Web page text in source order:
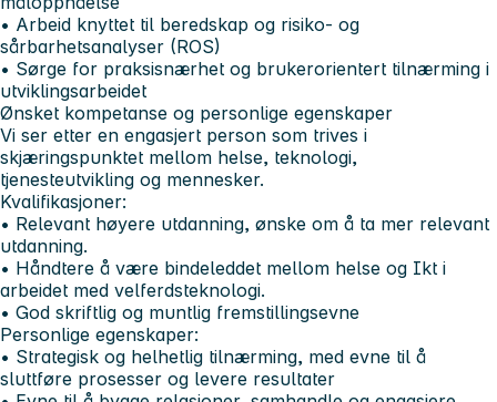
• Arbeid knyttet til beredskap og risiko- og
sårbarhetsanalyser (ROS)
• Sørge for praksisnærhet og brukerorientert tilnærming i
utviklingsarbeidet
Ønsket kompetanse og personlige egenskaper
Vi ser etter en engasjert person som trives i
skjæringspunktet mellom helse, teknologi,
tjenesteutvikling og mennesker.
Kvalifikasjoner:
• Relevant høyere utdanning, ønske om å ta mer relevant
utdanning.
• Håndtere å være bindeleddet mellom helse og Ikt i
arbeidet med velferdsteknologi.
• God skriftlig og muntlig fremstillingsevne
Personlige egenskaper:
• Strategisk og helhetlig tilnærming, med evne til å
sluttføre prosesser og levere resultater